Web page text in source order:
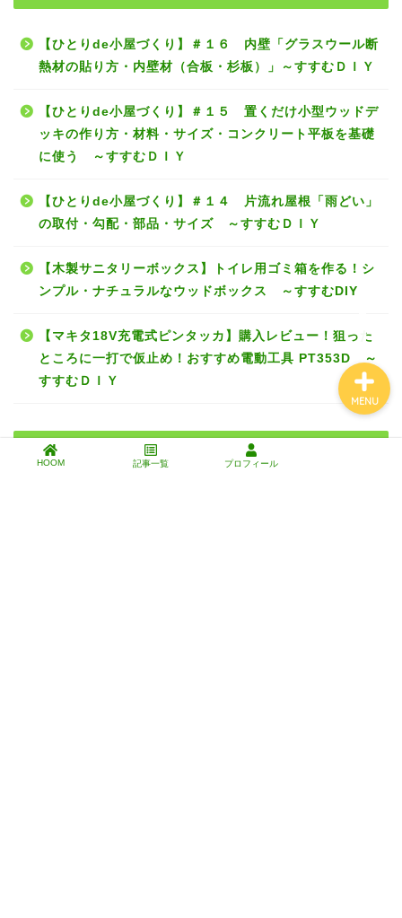
【ひとりde小屋づくり】＃１６ 内壁「グラスウール断
熱材の貼り方・内壁材（合板・杉板）」～すすむＤＩＹ
【ひとりde小屋づくり】＃１５ 置くだけ小型ウッドデ
ッキの作り方・材料・サイズ・コンクリート平板を基礎
に使う ～すすむＤＩＹ
【ひとりde小屋づくり】＃１４ 片流れ屋根「雨どい」
の取付・勾配・部品・サイズ ～すすむＤＩＹ
【木製サニタリーボックス】トイレ用ゴミ箱を作る！シ
ンプル・ナチュラルなウッドボックス ～すすむDIY
【マキタ18V充電式ピンタッカ】購入レビュー！狙った
ところに一打で仮止め！おすすめ電動工具 PT353D ～
すすむＤＩＹ
検索
HOOM 記事一覧 プロフィール
MENU
インテリアDIY
工具・道具・材料